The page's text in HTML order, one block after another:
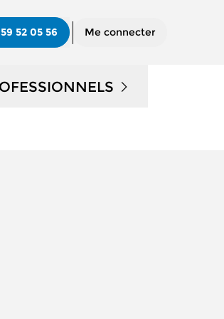
52 05 56 Me connecter
SERVICES AUX PRO